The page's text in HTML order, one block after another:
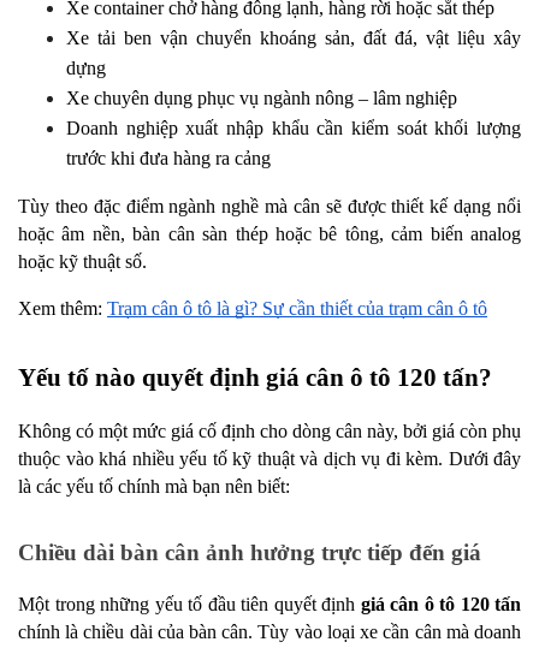
Xe container chở hàng đông lạnh, hàng rời hoặc sắt thép
Xe tải ben vận chuyển khoáng sản, đất đá, vật liệu xây
dựng
Xe chuyên dụng phục vụ ngành nông – lâm nghiệp
Doanh nghiệp xuất nhập khẩu cần kiểm soát khối lượng
trước khi đưa hàng ra cảng
Tùy theo đặc điểm ngành nghề mà cân sẽ được thiết kế dạng nổi
hoặc âm nền, bàn cân sàn thép hoặc bê tông, cảm biến analog
hoặc kỹ thuật số.
Xem thêm: Trạm cân ô tô là gì? Sự cần thiết của trạm cân ô tô
Yếu tố nào quyết định giá cân ô tô 120 tấn?
Không có một mức giá cố định cho dòng cân này, bởi giá còn phụ
thuộc vào khá nhiều yếu tố kỹ thuật và dịch vụ đi kèm. Dưới đây
là các yếu tố chính mà bạn nên biết:
Chiều dài bàn cân ảnh hưởng trực tiếp đến giá
Một trong những yếu tố đầu tiên quyết định giá cân ô tô 120 tấn
chính là chiều dài của bàn cân. Tùy vào loại xe cần cân mà doanh